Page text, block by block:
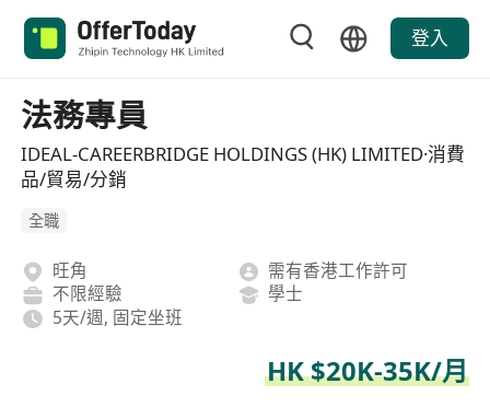
登入
法務專員
IDEAL-CAREERBRIDGE HOLDINGS (HK) LIMITED·消費
品/貿易/分銷
全職
旺角
需有香港工作許可
不限經驗
學士
5天/週, 固定坐班
HK $20K-35K/月